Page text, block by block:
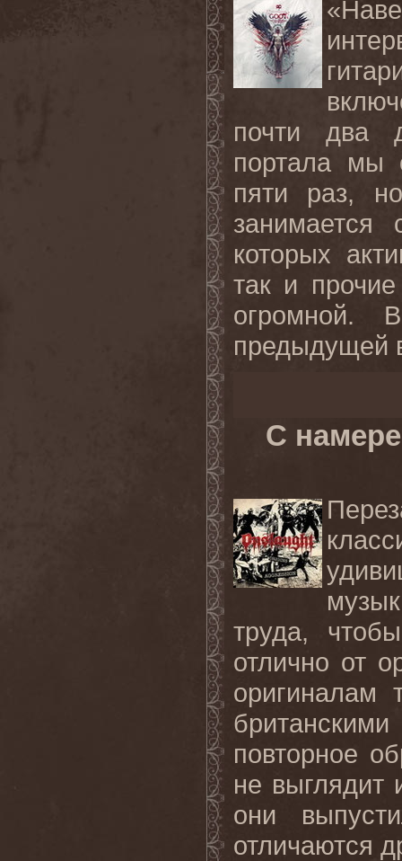
почти два
портала мы
пяти раз,
которых
так и
огромной.
предыдущей
С
труда,
отлично от
оригиналам
повторное
не выглядит
они
отличаются